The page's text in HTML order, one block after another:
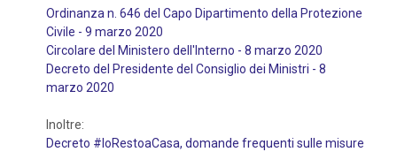
Ordinanza n. 646 del Capo Dipartimento della Protezione
Civile - 9 marzo 2020
Circolare del Ministero dell'Interno - 8 marzo 2020
Decreto del Presidente del Consiglio dei Ministri - 8
marzo 2020
Inoltre:
Decreto #IoRestoaCasa, domande frequenti sulle misure